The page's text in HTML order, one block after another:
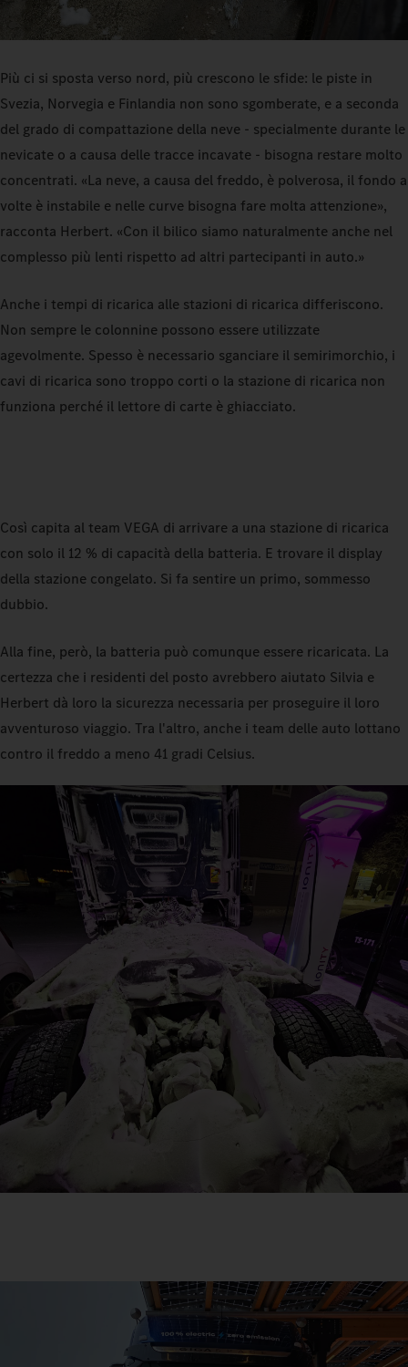
Più ci si sposta verso nord, più crescono le sfide: le piste in
Svezia, Norvegia e Finlandia non sono sgomberate, e a seconda
del grado di compattazione della neve - specialmente durante le
nevicate o a causa delle tracce incavate - bisogna restare molto
concentrati. «La neve, a causa del freddo, è polverosa, il fondo a
volte è instabile e nelle curve bisogna fare molta attenzione»,
racconta Herbert. «Con il bilico siamo naturalmente anche nel
complesso più lenti rispetto ad altri partecipanti in auto.»
Anche i tempi di ricarica alle stazioni di ricarica differiscono.
Non sempre le colonnine possono essere utilizzate
agevolmente. Spesso è necessario sganciare il semirimorchio, i
cavi di ricarica sono troppo corti o la stazione di ricarica non
funziona perché il lettore di carte è ghiacciato.
Così capita al team VEGA di arrivare a una stazione di ricarica
con solo il 12 % di capacità della batteria. E trovare il display
della stazione congelato. Si fa sentire un primo, sommesso
dubbio.
Alla fine, però, la batteria può comunque essere ricaricata. La
certezza che i residenti del posto avrebbero aiutato Silvia e
Herbert dà loro la sicurezza necessaria per proseguire il loro
avventuroso viaggio. Tra l'altro, anche i team delle auto lottano
contro il freddo a meno 41 gradi Celsius.